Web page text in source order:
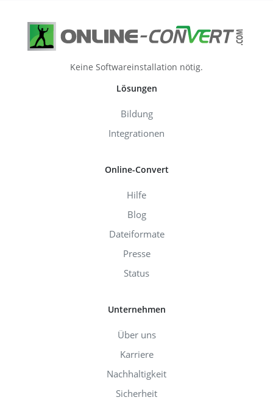
Keine Softwareinstallation nötig.
Lösungen
Bildung
Integrationen
Online-Convert
Hilfe
Blog
Dateiformate
Presse
Status
Unternehmen
Über uns
Karriere
Nachhaltigkeit
Sicherheit